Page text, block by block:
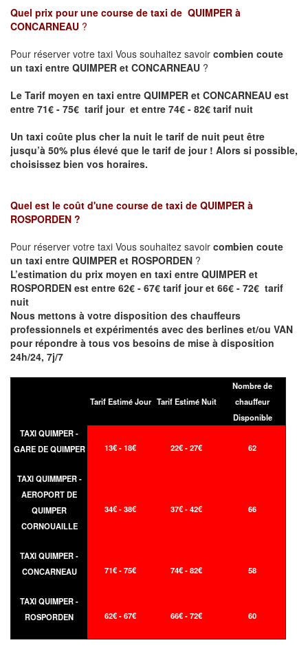
Quel prix pour une course de taxi de QUIMPER à
CONCARNEAU ?
Pour réserver votre taxi Vous souhaitez savoir combien coute
un taxi entre QUIMPER et CONCARNEAU ?
Le Tarif moyen en taxi entre QUIMPER et CONCARNEAU est
entre 71€ - 75€ tarif jour et entre 74€ - 82€ tarif nuit
Un taxi coûte plus cher la nuit le tarif de nuit peut être
jusqu’à 50% plus élevé que le tarif de jour ! Alors si possible,
choisissez bien vos horaires.
Quel est le coût d'une course de taxi de QUIMPER à
ROSPORDEN ?
Pour réserver votre taxi Vous souhaitez savoir combien coute
un taxi entre QUIMPER et ROSPORDEN ?
L’estimation du prix moyen en taxi entre QUIMPER et
ROSPORDEN est entre 62€ - 67€ tarif jour et 66€ - 72€ tarif
nuit
Nous mettons à votre disposition des chauffeurs
professionnels et expérimentés avec des berlines et/ou VAN
pour répondre à tous vos besoins de mise à disposition
24h/24, 7j/7
Tarif Estimé Jour Tarif Estimé Nuit
Nombre de
chauffeur
Disponible
TAXI QUIMPER -
GARE DE QUIMPER
13€ - 18€ 22€ - 27€ 62
TAXI QUIMMPER -
AEROPORT DE
QUIMPER
CORNOUAILLE
34€ - 38€ 37€ - 42€ 66
TAXI QUIMPER -
CONCARNEAU
71€ - 75€ 74€ - 82€ 58
TAXI QUIMPER -
ROSPORDEN
62€ - 67€ 66€ - 72€ 60